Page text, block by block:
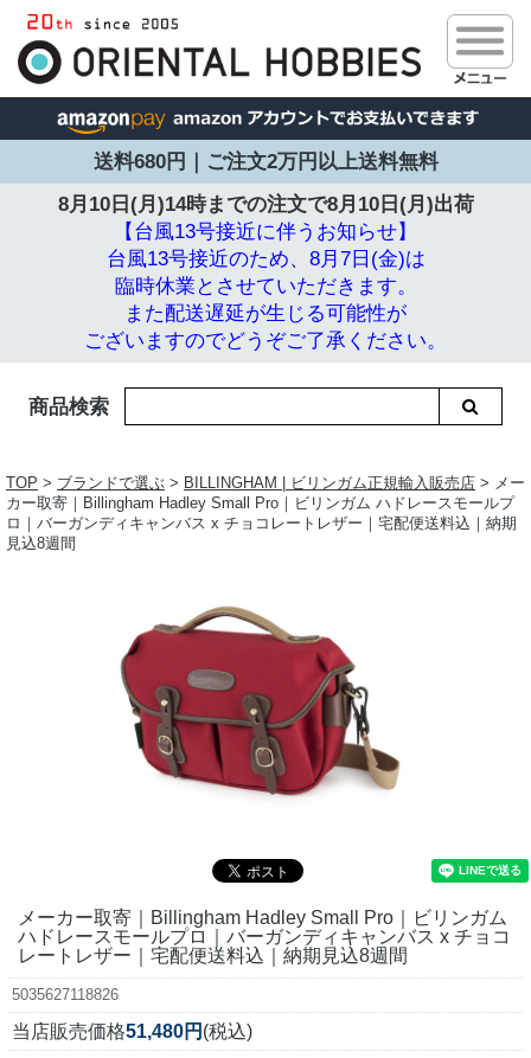
送料680円｜ご注文2万円以上送料無料
8月10日(月)14時までの注文で8月10日(月)出荷
【台風13号接近に伴うお知らせ】
台風13号接近のため、8月7日(金)は
臨時休業とさせていただきます。
また配送遅延が生じる可能性が
ございますのでどうぞご了承ください。
商品検索
TOP > ブランドで選ぶ > BILLINGHAM | ビリンガム正規輸入販売店 > メー
カー取寄｜Billingham Hadley Small Pro｜ビリンガム ハドレースモールプ
ロ｜バーガンディキャンバス x チョコレートレザー｜宅配便送料込｜納期
見込8週間
メーカー取寄｜Billingham Hadley Small Pro｜ビリンガム
ハドレースモールプロ｜バーガンディキャンバス x チョコ
レートレザー｜宅配便送料込｜納期見込8週間
5035627118826
当店販売価格51,480円 (税込)